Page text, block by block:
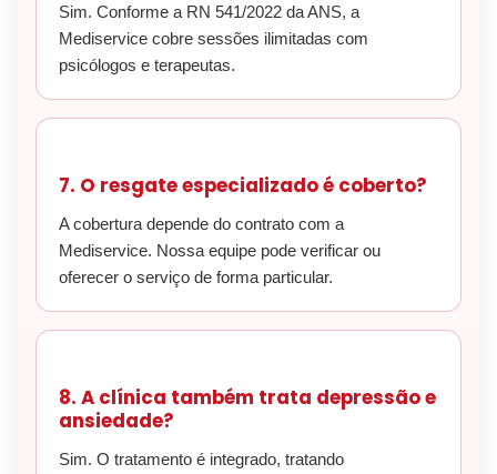
Sim. Conforme a RN 541/2022 da ANS, a
Mediservice cobre sessões ilimitadas com
psicólogos e terapeutas.
7. O resgate especializado é coberto?
A cobertura depende do contrato com a
Mediservice. Nossa equipe pode verificar ou
oferecer o serviço de forma particular.
8. A clínica também trata depressão e
ansiedade?
Sim. O tratamento é integrado, tratando